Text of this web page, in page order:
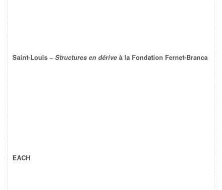
Saint-Louis –Structures en dérive à la Fondation Fernet-Branca
EACH